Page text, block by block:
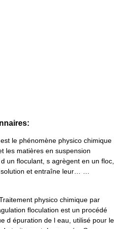
le phénomène physico chimique
les matières en suspension
un floculant, s agrègent en un floc,
solution et entraîne leur… …
physico chimique par
floculation est un procédé
d épuration de l eau, utilisé pour le